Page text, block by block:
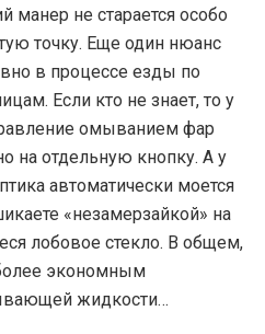
манер не старается особо
точку. Еще один нюанс
в процессе езды по
Если кто не знает, то у
омыванием фар
на отдельную кнопку. А у
автоматически моется
«незамерзайкой» на
лобовое стекло. В общем,
экономным
жидкости…